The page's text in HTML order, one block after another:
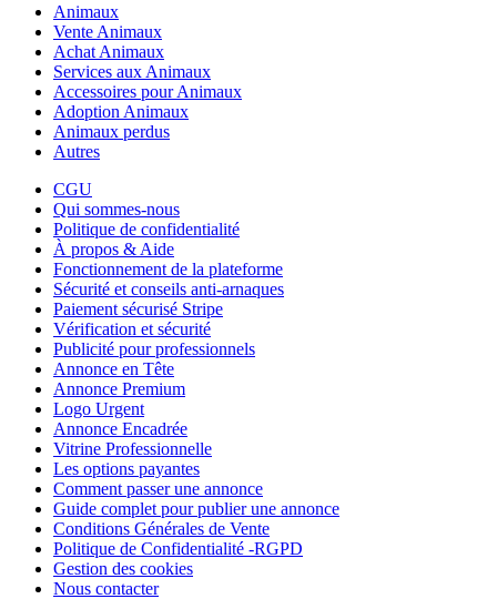
Animaux
Vente Animaux
Achat Animaux
Services aux Animaux
Accessoires pour Animaux
Adoption Animaux
Animaux perdus
Autres
CGU
Qui sommes-nous
Politique de confidentialité
À propos & Aide
Fonctionnement de la plateforme
Sécurité et conseils anti-arnaques
Paiement sécurisé Stripe
Vérification et sécurité
Publicité pour professionnels
Annonce en Tête
Annonce Premium
Logo Urgent
Annonce Encadrée
Vitrine Professionnelle
Les options payantes
Comment passer une annonce
Guide complet pour publier une annonce
Conditions Générales de Vente
Politique de Confidentialité -RGPD
Gestion des cookies
Nous contacter